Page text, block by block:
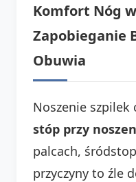
Komfort Nóg
Zapobieganie
Obuwia
Noszenie
stóp przy
palcach,
przyczyny to źle